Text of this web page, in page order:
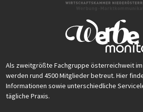
Als zweitgrößte Fachgruppe österreichweit im
werden rund 4500 Mitglieder betreut. Hier
Informationen sowie unterschiedliche
tägliche Praxis.